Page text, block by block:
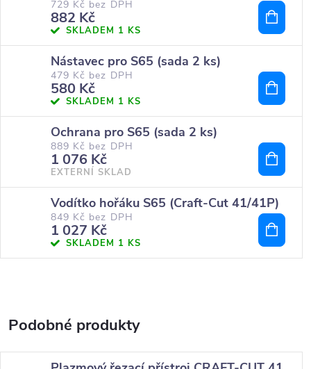
729 Kč bez DPH
882 Kč
SKLADEM 1 KS
Nástavec pro S65 (sada 2 ks)
479 Kč bez DPH
580 Kč
SKLADEM 1 KS
Ochrana pro S65 (sada 2 ks)
889 Kč bez DPH
1 076 Kč
EXTERNÍ SKLAD
Vodítko hořáku S65 (Craft-Cut 41/41P)
849 Kč bez DPH
1 027 Kč
SKLADEM 1 KS